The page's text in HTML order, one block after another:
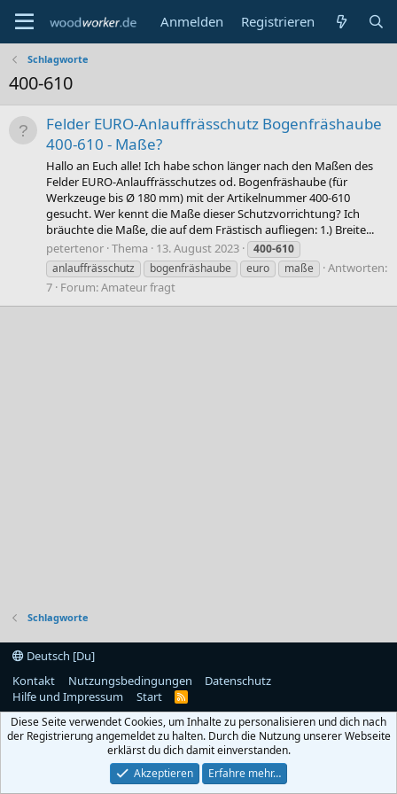
Anmelden Registrieren
Schlagworte
400-610
Felder EURO-Anlauffrässchutz Bogenfräshaube
400-610 - Maße?
Hallo an Euch alle! Ich habe schon länger nach den Maßen des
Felder EURO-Anlauffrässchutzes od. Bogenfräshaube (für
Werkzeuge bis Ø 180 mm) mit der Artikelnummer 400-610
gesucht. Wer kennt die Maße dieser Schutzvorrichtung? Ich
bräuchte die Maße, die auf dem Frästisch aufliegen: 1.) Breite...
petertenor Thema 13. August 2023
400-610
anlauffrässchutz
bogenfräshaube euro maße
Antworten:
7 Forum:Amateur fragt
Schlagworte
Deutsch [Du]
Kontakt
Nutzungsbedingungen
Datenschutz
Hilfe und Impressum
Start
R
S
Diese Seite verwendet Cookies, um Inhalte zu personalisieren und dich nach
der Registrierung angemeldet zu halten. Durch die Nutzung unserer Webseite
erklärst du dich damit einverstanden.
Akzeptieren
Erfahre mehr…